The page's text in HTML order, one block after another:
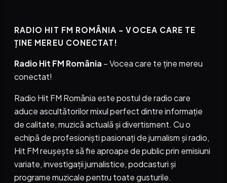
RADIO HIT FM ROMÂNIA – VOCEA CARE TE
ȚINE MEREU CONECTAT!
Radio Hit FM România – Vocea care te ține mereu
conectat!
Radio Hit FM România este postul de radio care
aduce ascultătorilor mixul perfect dintre informație
de calitate, muzică actuală și divertisment. Cu o
echipă de profesioniști pasionați de jurnalism și radio,
Hit FM reușește să fie aproape de public prin emisiuni
variate, investigații jurnalistice, podcasturi și
programe muzicale pentru toate gusturile.